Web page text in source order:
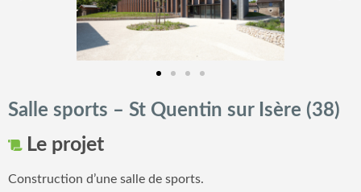
Salle sports – St Quentin sur Isère (38)
Le projet
Construction d’une salle de sports.